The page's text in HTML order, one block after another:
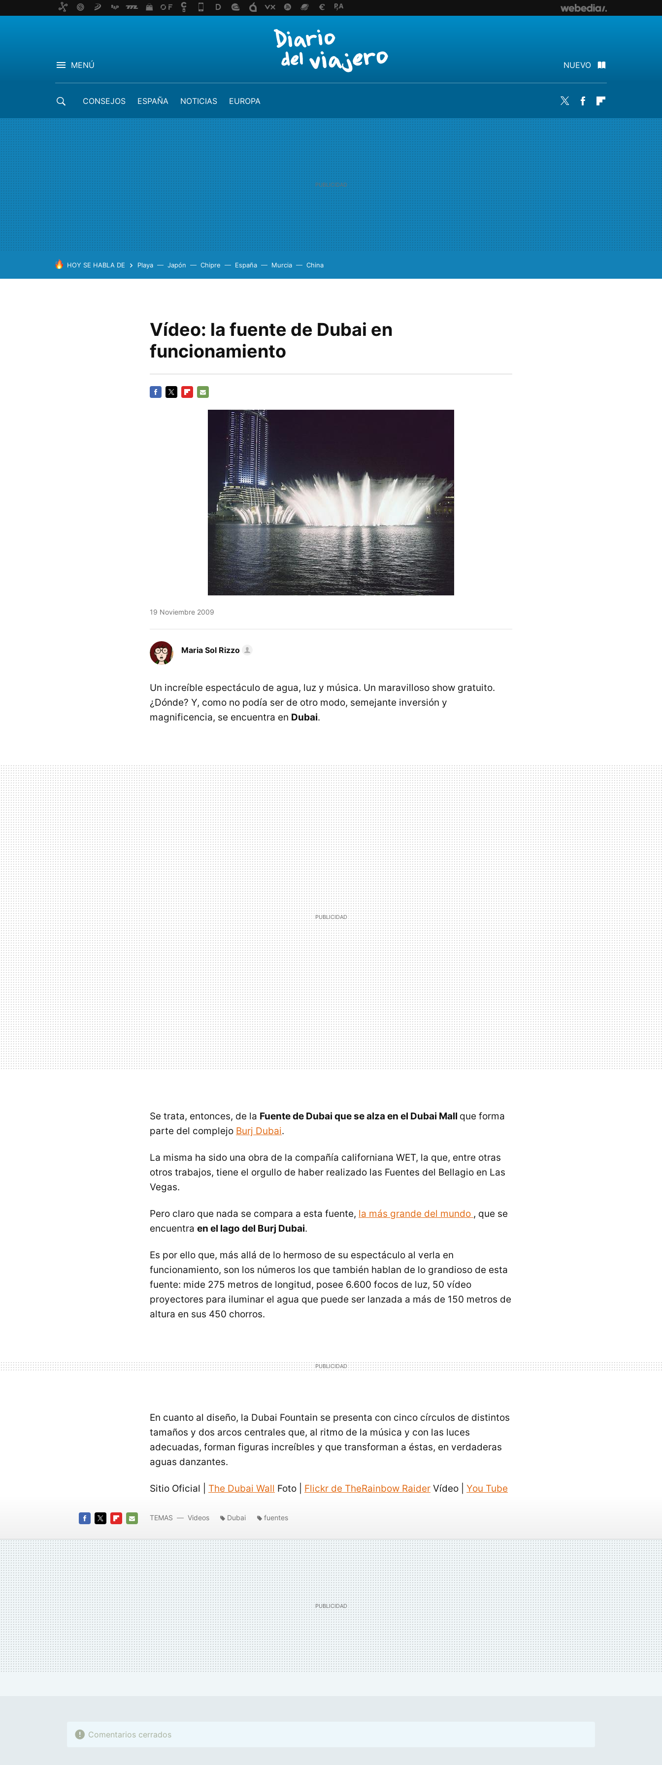
MENÚ NUEVO
CONSEJOS ESPAÑA NOTICIAS EUROPA Twitter Facebook
HOY SE HABLA DE Playa Japón Chipre España Murcia China
Vídeo: la fuente de Dubai en
funcionamiento
19 Noviembre 2009
Maria Sol Rizzo
Un increíble espectáculo de agua, luz y música. Un maravilloso show gratuito.
¿Dónde? Y, como no podía ser de otro modo, semejante inversión y
magnificencia, se encuentra en Dubai.
Se trata, entonces, de la Fuente de Dubai que se alza en el Dubai Mall que forma
parte del complejo Burj Dubai.
La misma ha sido una obra de la compañía californiana WET, la que, entre otras
otros trabajos, tiene el orgullo de haber realizado las Fuentes del Bellagio en Las
Vegas.
Pero claro que nada se compara a esta fuente, la más grande del mundo , que se
encuentra en el lago del Burj Dubai.
Es por ello que, más allá de lo hermoso de su espectáculo al verla en
funcionamiento, son los números los que también hablan de lo grandioso de esta
fuente: mide 275 metros de longitud, posee 6.600 focos de luz, 50 vídeo
proyectores para iluminar el agua que puede ser lanzada a más de 150 metros de
altura en sus 450 chorros.
En cuanto al diseño, la Dubai Fountain se presenta con cinco círculos de distintos
tamaños y dos arcos centrales que, al ritmo de la música y con las luces
adecuadas, forman figuras increíbles y que transforman a éstas, en verdaderas
aguas danzantes.
Sitio Oficial | The Dubai Wall Foto | Flickr de TheRainbow Raider Vídeo | You Tube
MAIL
TEMAS Videos Dubai fuentes
Comentarios cerrados